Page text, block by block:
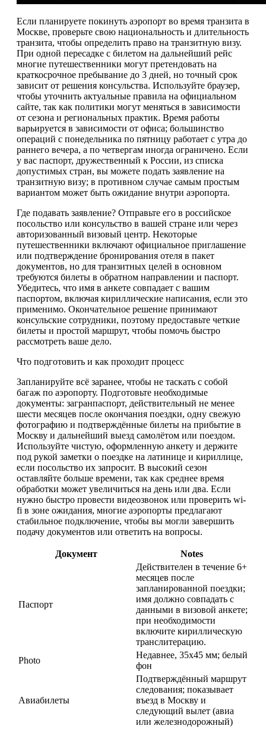
Если планируете покинуть аэропорт во время транзита в
Москве, проверьте свою национальность и длительность
транзита, чтобы определить право на транзитную визу.
При одной пересадке с билетом на дальнейший рейс
многие путешественники могут претендовать на
краткосрочное пребывание до 3 дней, но точный срок
зависит от решения консульства. Используйте браузер,
чтобы уточнить актуальные правила на официальном
сайте, так как политики могут меняться в зависимости
от сезона и региональных практик. Время работы
варьируется в зависимости от офиса; большинство
операций с понедельника по пятницу работает с утра до
раннего вечера, а по четвергам иногда ограничено. Если
у вас паспорт, дружественный к России, из списка
допустимых стран, вы можете подать заявление на
транзитную визу; в противном случае самым простым
вариантом может быть ожидание внутри аэропорта.
Где подавать заявление? Отправьте его в российское
посольство или консульство в вашей стране или через
авторизованный визовый центр. Некоторые
путешественники включают официальное приглашение
или подтверждение бронирования отеля в пакет
документов, но для транзитных целей в основном
требуются билеты в обратном направлении и паспорт.
Убедитесь, что имя в анкете совпадает с вашим
паспортом, включая кириллические написания, если это
применимо. Окончательное решение принимают
консульские сотрудники, поэтому предоставьте четкие
билеты и простой маршрут, чтобы помочь быстро
рассмотреть ваше дело.
Что подготовить и как проходит процесс
Запланируйте всё заранее, чтобы не таскать с собой
багаж по аэропорту. Подготовьте необходимые
документы: загранпаспорт, действительный не менее
шести месяцев после окончания поездки, одну свежую
фотографию и подтверждённые билеты на прибытие в
Москву и дальнейший выезд самолётом или поездом.
Используйте чистую, оформленную анкету и держите
под рукой заметки о поездке на латинице и кириллице,
если посольство их запросит. В высокий сезон
оставляйте больше времени, так как среднее время
обработки может увеличиться на день или два. Если
нужно быстро провести видеозвонок или проверить wi-
fi в зоне ожидания, многие аэропорты предлагают
стабильное подключение, чтобы вы могли завершить
подачу документов или ответить на вопросы.
Документ Notes
Паспорт
Действителен в течение 6+
месяцев после
запланированной поездки;
имя должно совпадать с
данными в визовой анкете;
при необходимости
включите кириллическую
транслитерацию.
Photo
Недавнее, 35x45 мм; белый
фон
Авиабилеты
Подтверждённый маршрут
следования; показывает
въезд в Москву и
следующий вылет (авиа
или железнодорожный)